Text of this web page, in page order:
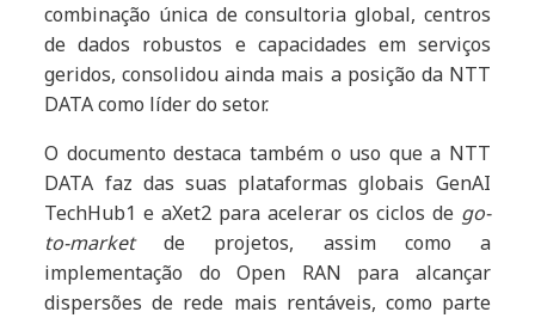
combinação única de consultoria global, centros
de dados robustos e capacidades em serviços
geridos, consolidou ainda mais a posição da NTT
DATA como líder do setor.
O documento destaca também o uso que a NTT
DATA faz das suas plataformas globais GenAI
TechHub1 e aXet2 para acelerar os ciclos de go-
to-marketde projetos, assim como a
implementação do Open RAN para alcançar
dispersões de rede mais rentáveis, como parte